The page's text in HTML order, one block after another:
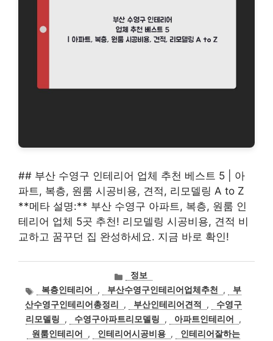
## 부산 수영구 인테리어 업체 추천 베스트 5 | 아
파트, 복층, 원룸 시공비용, 견적, 리모델링 A to Z
**메타 설명:** 부산 수영구 아파트, 복층, 원룸 인
테리어 업체 5곳 추천! 리모델링 시공비용, 견적 비
교하고 꿈꾸던 집 완성하세요. 지금 바로 확인!
카
테
고
리
정보
태
그
복층인테리어 , 부산수영구인테리어업체추천 ,
부
산수영구인테리어총정리
, 부산인테리어견적 ,
수영구
리모델링
, 수영구아파트리모델링 , 아파트인테리어
,
원룸인테리어
, 인테리어시공비용 ,
인테리어잘하는